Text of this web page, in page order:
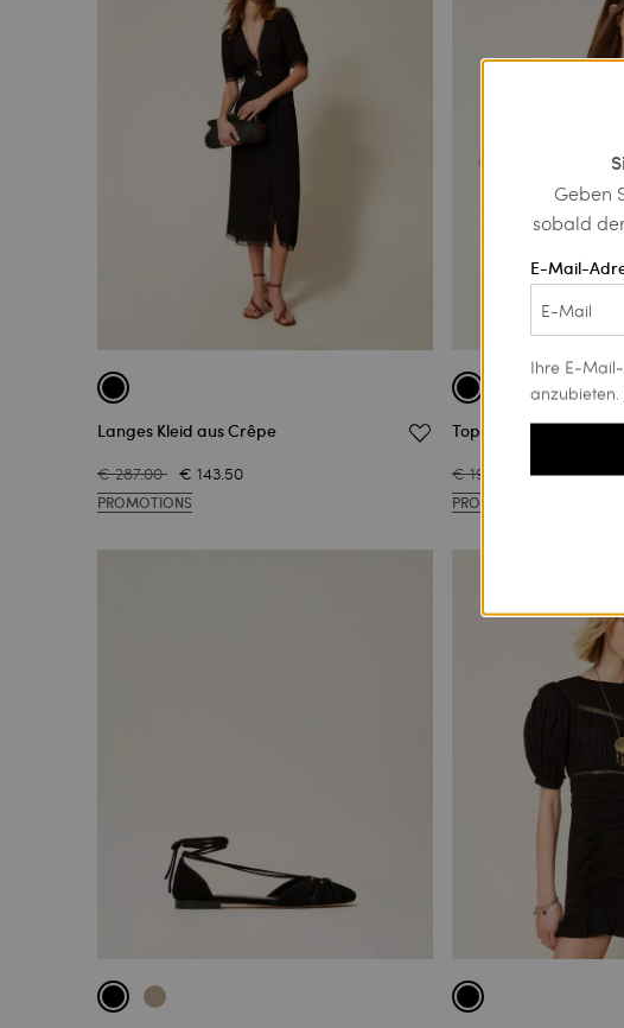
Langes Kleid aus Crêpe
€ 287.00 € 143.50
PROMOTIONS
Top aus Musselin mit
€ 196.00 € 98.00
PROMOTIONS
Geben
sobald
E-Mail-
Ihre E-
anzubieten.